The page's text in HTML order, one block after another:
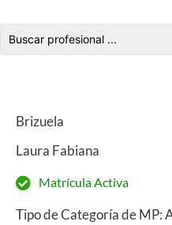
Brizuela
Laura Fabiana
Matrícula Activa
Tipo de Categoría de MP: